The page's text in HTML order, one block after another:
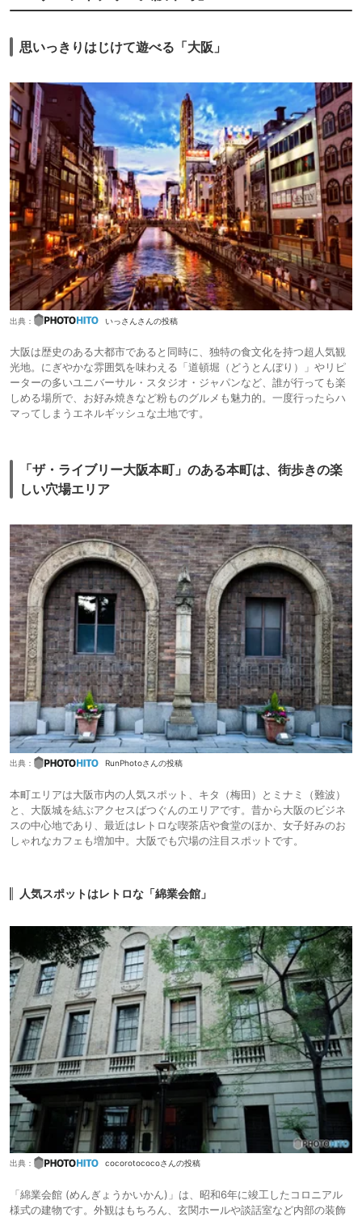
思いっきりはじけて遊べる「大阪」
出典： いっさんさんの投稿
大阪は歴史のある大都市であると同時に、独特の食文化を持つ超人気観
光地。にぎやかな雰囲気を味わえる「道頓堀（どうとんぼり）」やリピ
ーターの多いユニバーサル・スタジオ・ジャパンなど、誰が行っても楽
しめる場所で、お好み焼きなど粉ものグルメも魅力的。一度行ったらハ
マってしまうエネルギッシュな土地です。
「ザ・ライブリー大阪本町」のある本町は、街歩きの楽
しい穴場エリア
出典： RunPhotoさんの投稿
本町エリアは大阪市内の人気スポット、キタ（梅田）とミナミ（難波）
と、大阪城を結ぶアクセスばつぐんのエリアです。昔から大阪のビジネ
スの中心地であり、最近はレトロな喫茶店や食堂のほか、女子好みのお
しゃれなカフェも増加中。大阪でも穴場の注目スポットです。
人気スポットはレトロな「綿業会館」
出典： cocorotococoさんの投稿
「綿業会館 (めんぎょうかいかん)」は、昭和6年に竣工したコロニアル
様式の建物です。外観はもちろん、玄関ホールや談話室など内部の装飾